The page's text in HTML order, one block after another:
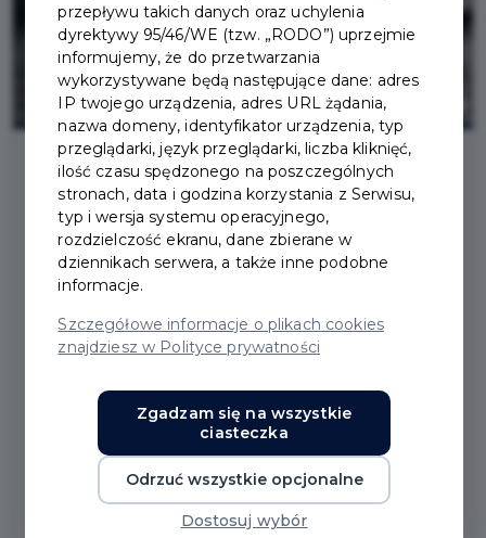
WYSTAWA „PODWORY”
W DOMU WIEDEMANNA
W PRUSZCZU
GDAŃSKIM
Wystawa „Podwory” prezentuje poruszające
fotografie autorstwa Michała Piotrowskiego i Marcina
Tymińskiego, ukazujące wymazane z krajobrazu
przepływu takich danych oraz uchylenia
dyrektywy 95/46/WE (tzw. „RODO”) uprzejmie
informujemy, że do przetwarzania
wykorzystywane będą następujące dane: adres
IP twojego urządzenia, adres URL żądania,
nazwa domeny, identyfikator urządzenia, typ
przeglądarki, język przeglądarki, liczba kliknięć,
ilość czasu spędzonego na poszczególnych
stronach, data i godzina korzystania z Serwisu,
typ i wersja systemu operacyjnego,
rozdzielczość ekranu, dane zbierane w
dziennikach serwera, a także inne podobne
informacje.
Szczegółowe informacje o plikach cookies
znajdziesz w Polityce prywatności
Zgadzam się na wszystkie
ciasteczka
Odrzuć wszystkie opcjonalne
Dostosuj wybór